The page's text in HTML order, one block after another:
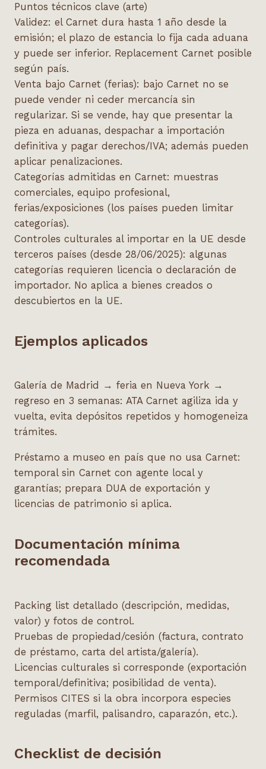
Puntos técnicos clave (arte)
Validez: el Carnet dura hasta 1 año desde la
emisión; el plazo de estancia lo fija cada aduana
y puede ser inferior. Replacement Carnet posible
según país.
Venta bajo Carnet (ferias): bajo Carnet no se
puede vender ni ceder mercancía sin
regularizar. Si se vende, hay que presentar la
pieza en aduanas, despachar a importación
definitiva y pagar derechos/IVA; además pueden
aplicar penalizaciones.
Categorías admitidas en Carnet: muestras
comerciales, equipo profesional,
ferias/exposiciones (los países pueden limitar
categorías).
Controles culturales al importar en la UE desde
terceros países (desde 28/06/2025): algunas
categorías requieren licencia o declaración de
importador. No aplica a bienes creados o
descubiertos en la UE.
Ejemplos aplicados
Galería de Madrid → feria en Nueva York →
regreso en 3 semanas: ATA Carnet agiliza ida y
vuelta, evita depósitos repetidos y homogeneiza
trámites.
Préstamo a museo en país que no usa Carnet:
temporal sin Carnet con agente local y
garantías; prepara DUA de exportación y
licencias de patrimonio si aplica.
Documentación mínima
recomendada
Packing list detallado (descripción, medidas,
valor) y fotos de control.
Pruebas de propiedad/cesión (factura, contrato
de préstamo, carta del artista/galería).
Licencias culturales si corresponde (exportación
temporal/definitiva; posibilidad de venta).
Permisos CITES si la obra incorpora especies
reguladas (marfil, palisandro, caparazón, etc.).
Checklist de decisión